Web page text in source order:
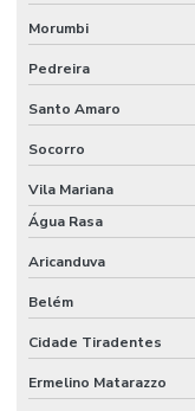
Morumbi
Pedreira
Santo Amaro
Socorro
Vila Mariana
Água Rasa
Aricanduva
Belém
Cidade Tiradentes
Ermelino Matarazzo